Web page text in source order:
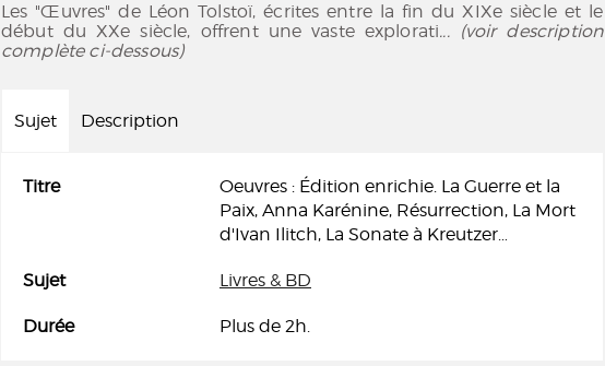
Les "Œuvres" de Léon Tolstoï, écrites entre la fin du XIXe siècle et le
début du XXe siècle, offrent une vaste explorati... (voir description
complète ci-dessous)
Sujet Description
Titre
Oeuvres : Édition enrichie. La Guerre et la
Paix, Anna Karénine, Résurrection, La Mort
d'Ivan Ilitch, La Sonate à Kreutzer…
Sujet Livres & BD
Durée Plus de 2h.